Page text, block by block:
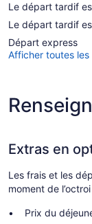
Le départ tardif
Le départ tardif
Départ express
Afficher toutes
Extras en
Les frais et les
moment de
Prix du